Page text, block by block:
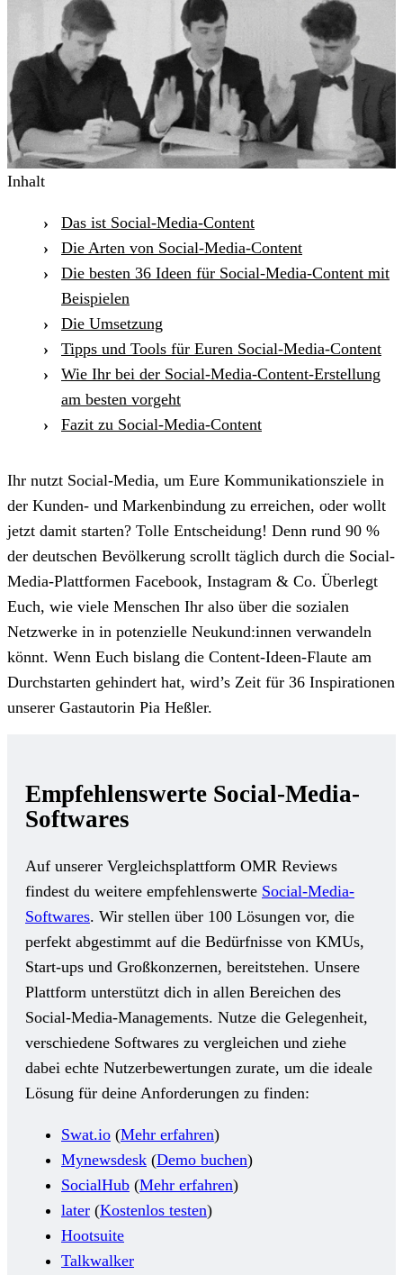
Inhalt
Das ist Social-Media-Content
Die Arten von Social-Media-Content
Die besten 36 Ideen für Social-Media-Content mit
Beispielen
Die Umsetzung
Tipps und Tools für Euren Social-Media-Content
Wie Ihr bei der Social-Media-Content-Erstellung
am besten vorgeht
Fazit zu Social-Media-Content
Ihr nutzt Social-Media, um Eure Kommunikationsziele in
der Kunden- und Markenbindung zu erreichen, oder wollt
jetzt damit starten? Tolle Entscheidung! Denn rund 90 %
der deutschen Bevölkerung scrollt täglich durch die Social-
Media-Plattformen Facebook, Instagram & Co. Überlegt
Euch, wie viele Menschen Ihr also über die sozialen
Netzwerke in in potenzielle Neukund:innen verwandeln
könnt. Wenn Euch bislang die Content-Ideen-Flaute am
Durchstarten gehindert hat, wird’s Zeit für 36 Inspirationen
unserer Gastautorin Pia Heßler.
Empfehlenswerte Social-Media-
Softwares
Auf unserer Vergleichsplattform OMR Reviews
findest du weitere empfehlenswerte Social-Media-
Softwares. Wir stellen über 100 Lösungen vor, die
perfekt abgestimmt auf die Bedürfnisse von KMUs,
Start-ups und Großkonzernen, bereitstehen. Unsere
Plattform unterstützt dich in allen Bereichen des
Social-Media-Managements. Nutze die Gelegenheit,
verschiedene Softwares zu vergleichen und ziehe
dabei echte Nutzerbewertungen zurate, um die ideale
Lösung für deine Anforderungen zu finden:
Swat.io (Mehr erfahren)
Mynewsdesk (Demo buchen)
SocialHub (Mehr erfahren)
later (Kostenlos testen)
Hootsuite
Talkwalker